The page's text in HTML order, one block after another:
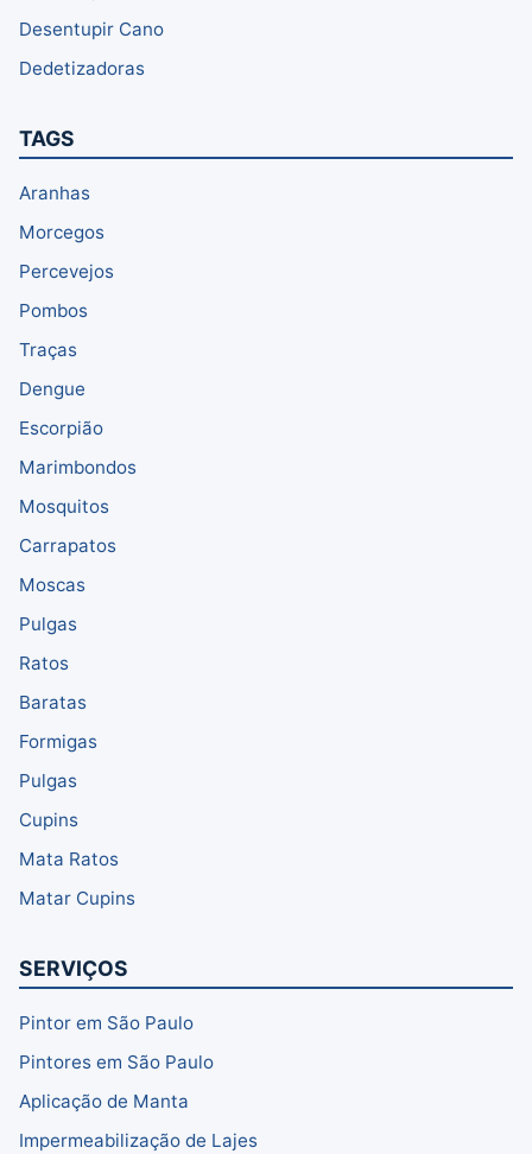
Desentupir Cano
Dedetizadoras
TAGS
Aranhas
Morcegos
Percevejos
Pombos
Traças
Dengue
Escorpião
Marimbondos
Mosquitos
Carrapatos
Moscas
Pulgas
Ratos
Baratas
Formigas
Pulgas
Cupins
Mata Ratos
Matar Cupins
SERVIÇOS
Pintor em São Paulo
Pintores em São Paulo
Aplicação de Manta
Impermeabilização de Lajes